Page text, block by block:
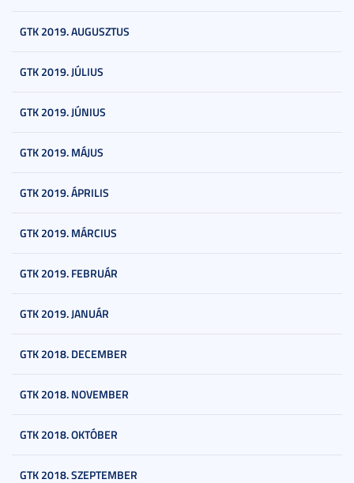
GTK 2019. AUGUSZTUS
GTK 2019. JÚLIUS
GTK 2019. JÚNIUS
GTK 2019. MÁJUS
GTK 2019. ÁPRILIS
GTK 2019. MÁRCIUS
GTK 2019. FEBRUÁR
GTK 2019. JANUÁR
GTK 2018. DECEMBER
GTK 2018. NOVEMBER
GTK 2018. OKTÓBER
GTK 2018. SZEPTEMBER